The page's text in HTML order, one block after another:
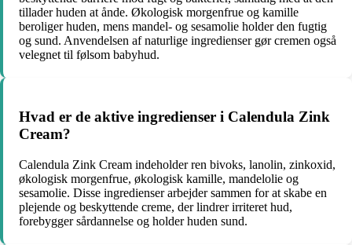
tillader huden at ånde. Økologisk morgenfrue og kamille
beroliger huden, mens mandel- og sesamolie holder den fugtig
og sund. Anvendelsen af naturlige ingredienser gør cremen også
velegnet til følsom babyhud.
Hvad er de aktive ingredienser i Calendula Zink
Cream?
Calendula Zink Cream indeholder ren bivoks, lanolin, zinkoxid,
økologisk morgenfrue, økologisk kamille, mandelolie og
sesamolie. Disse ingredienser arbejder sammen for at skabe en
plejende og beskyttende creme, der lindrer irriteret hud,
forebygger sårdannelse og holder huden sund.